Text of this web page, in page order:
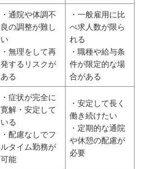
・通院や体調不
良の調整が難し
い
・無理をして再
発するリスクが
ある
・一般雇用に比
べ求人数が限ら
れる
・職種や給与条
件が限定的な場
合がある
・症状が完全に
寛解・安定して
いる
・配慮なしでフ
ルタイム勤務が
可能
・安定して長く
働き続けたい
・定期的な通院
や休憩の配慮が
必要